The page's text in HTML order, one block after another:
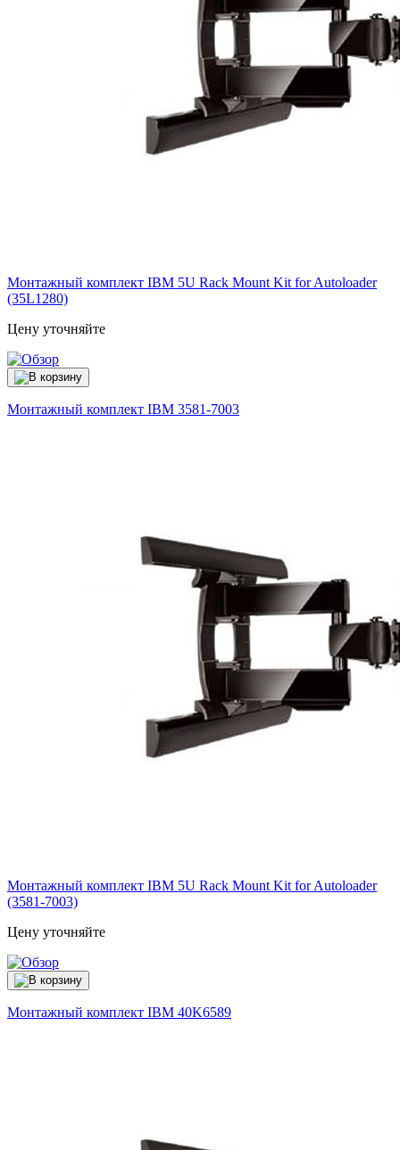
Монтажный комплект IBM 5U Rack Mount Kit for Autoloader
(35L1280)
Цену уточняйте
Монтажный комплект IBM 3581-7003
Монтажный комплект IBM 5U Rack Mount Kit for Autoloader
(3581-7003)
Цену уточняйте
Монтажный комплект IBM 40K6589